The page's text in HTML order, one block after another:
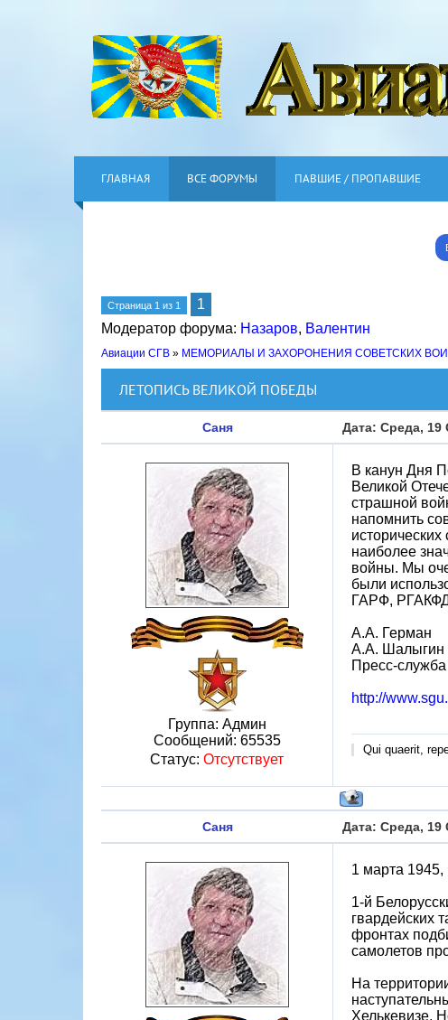
ГЛАВНАЯ ВСЕ ФОРУМЫ ПАВШИЕ / ПРОПАВШИЕ
Страница 1 из 1
1
Модератор форума: Назаров, Валентин
Авиации СГВ » МЕМОРИАЛЫ И ЗАХОРОНЕНИЯ СОВЕТСКИХ
ЛЕТОПИСЬ ВЕЛИКОЙ ПОБЕДЫ
Саня Дата: Среда, 19
Группа: Админ
Сообщений: 65535
Статус: Отсутствует
В канун Дня
Великой
страшной
напомнить
наиболее
войны. Мы
были
ГАРФ, РГАКФД
А.А. Герман
А.А. Шалыгин
Пресс-
http://
Qui quaerit,
Саня Дата: Среда, 19
1 марта 1945,
1-й
гвардейских
фронтах
самолетов
На
Хелькевизе,